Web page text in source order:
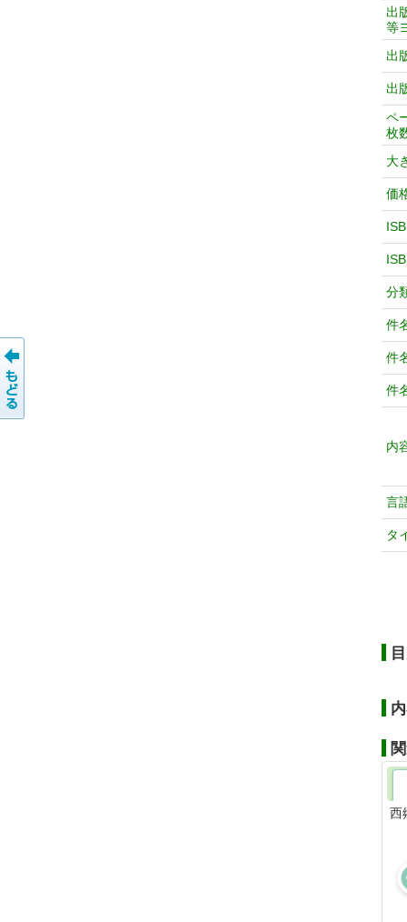
出
等
出
出
ペ
枚
大
価
分
件
件
件
内
言
タ
西